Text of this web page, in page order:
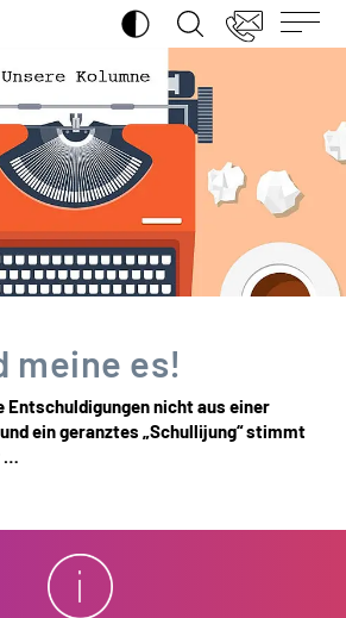
SUCHE ÖFFNEN
meine es!
Entschuldigungen nicht aus einer
ein geranztes „Schullijung“ stimmt
…